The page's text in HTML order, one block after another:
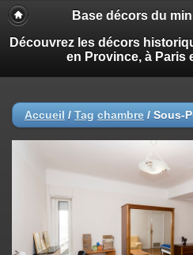
Base décors du
Découvrez les décors
en Province, à Paris
Accueil / Tag chambre / Sous-